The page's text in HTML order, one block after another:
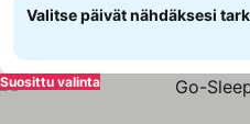
Valitse päivät nähdäksesi
Suosittu valinta